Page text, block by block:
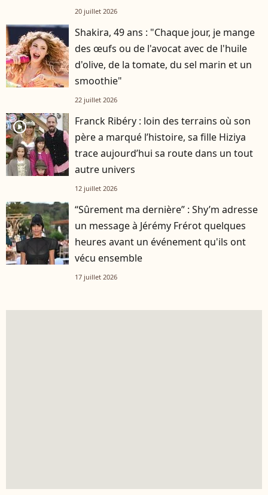
20 juillet 2026
Shakira, 49 ans : "Chaque jour, je mange
des œufs ou de l'avocat avec de l'huile
d'olive, de la tomate, du sel marin et un
smoothie"
22 juillet 2026
player2
Franck Ribéry : loin des terrains où son
père a marqué l’histoire, sa fille Hiziya
trace aujourd’hui sa route dans un tout
autre univers
12 juillet 2026
“Sûrement ma dernière” : Shy’m adresse
un message à Jérémy Frérot quelques
heures avant un événement qu'ils ont
vécu ensemble
17 juillet 2026